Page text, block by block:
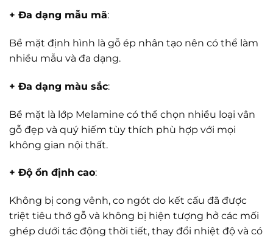
+ Đa dạng mẫu mã:
Bề mặt định hình là gỗ ép nhân tạo nên có thể làm
nhiều mẫu và đa dạng.
+ Đa dạng màu sắc:
Bề mặt là lớp Melamine có thể chọn nhiều loại vân
gỗ đẹp và quý hiếm tùy thích phù hợp với mọi
không gian nội thất.
+ Độ ổn định cao:
Không bị cong vênh, co ngót do kết cấu đã được
triệt tiêu thớ gỗ và không bị hiện tượng hở các mối
ghép dưới tác động thời tiết, thay đổi nhiệt độ và có